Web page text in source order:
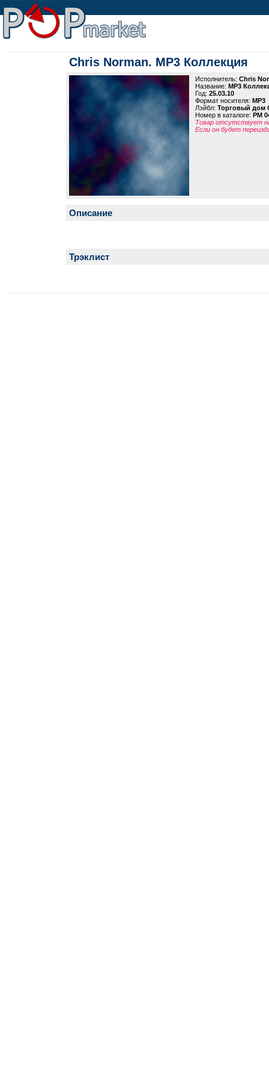
Chris Norman. MP3 Коллекция
Исполнитель: Chris
Название: MP3
Год: 25.03.10
Формат носителя: MP3
Лэйбл: Торговый дом
Номер в каталоге: PM
Товар отсутствует
Если он будет
Описание
Трэклист